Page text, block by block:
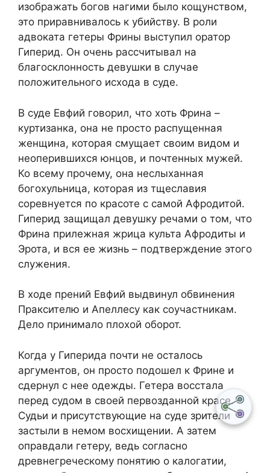
изображать богов нагими было кощунством,
это приравнивалось к убийству. В роли
адвоката гетеры Фрины выступил оратор
Гиперид. Он очень рассчитывал на
благосклонность девушки в случае
положительного исхода в суде.
В суде Евфий говорил, что хоть Фрина –
куртизанка, она не просто распущенная
женщина, которая смущает своим видом и
неоперившихся юнцов, и почтенных мужей.
Ко всему прочему, она неслыханная
богохульница, которая из тщеславия
соревнуется по красоте с самой Афродитой.
Гиперид защищал девушку речами о том, что
Фрина прилежная жрица культа Афродиты и
Эрота, и вся ее жизнь – подтверждение этого
служения.
В ходе прений Евфий выдвинул обвинения
Праксителю и Апеллесу как соучастникам.
Дело принимало плохой оборот.
Когда у Гиперида почти не осталось
аргументов, он просто подошел к Фрине и
сдернул с нее одежды. Гетера восстала
перед судом в своей первозданной красе.
Судьи и присутствующие на суде зрители
застыли в немом восхищении. А затем
оправдали гетеру, ведь согласно
древнегреческому понятию о калогатии,